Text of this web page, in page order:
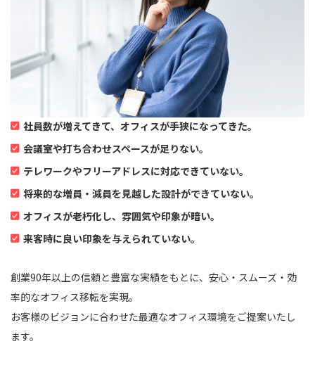
社員数が増えてきて、オフィスが手狭になってきた。
会議室や打ち合わせスペースが足りない。
テレワークやフリーアドレスに対応できていない。
将来的な増員・減員を見越した設計ができていない。
オフィスが老朽化し、雰囲気や印象が暗い。
来客時に良い印象を与えられていない。
創業90年以上の信頼と豊富な実績をもとに、安心・スムーズ・効
率的なオフィス移転を実現。
お客様のビジョンに合わせた最適なオフィス環境をご提案いたし
ます。